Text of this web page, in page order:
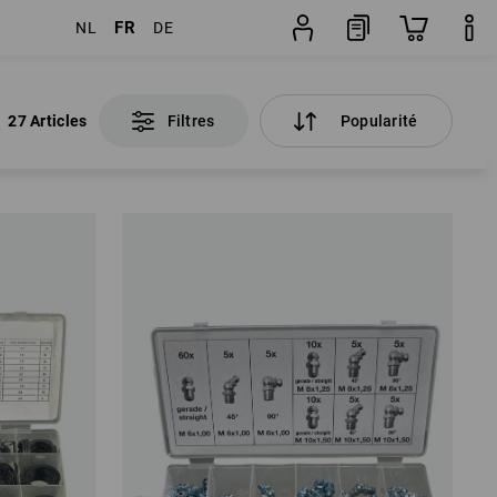
NL FR DE
27 Articles Filtres Popularité
27 Articles Filtres Popularité